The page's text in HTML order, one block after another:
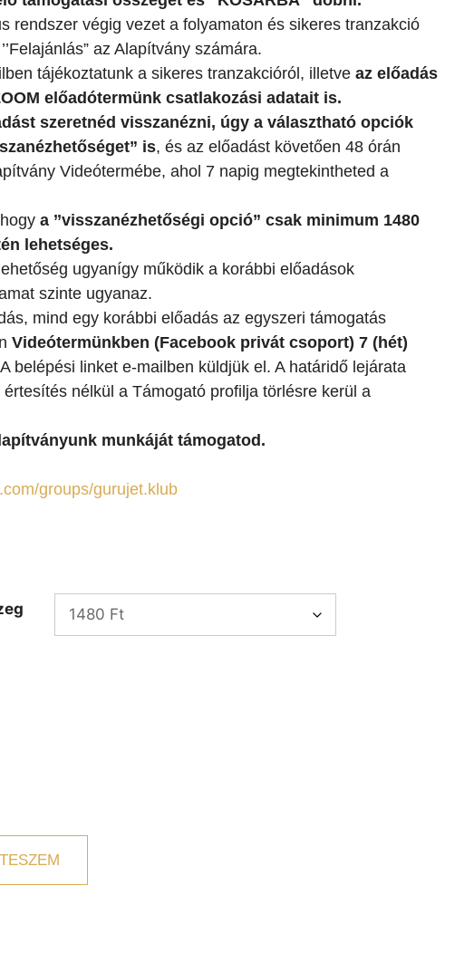
rendszer végig vezet a folyamaton és sikeres tranzakció
az Alapítvány számára.
tájékoztatunk a sikeres tranzakcióról, illetve az előadás
előadótermünk csatlakozási adatait is.
szeretnéd visszanézni, úgy a választható opciók
is, és az előadást követően 48 órán
Videótermébe, ahol 7 napig megtekintheted a
a ’’visszanézhetőségi opció” csak minimum 1480
lehetséges.
ugyanígy működik a korábbi előadások
szinte ugyanaz.
mind egy korábbi előadás az egyszeri támogatás
Videótermünkben (Facebook privát csoport) 7 (hét)
belépési linket e-mailben küldjük el. A határidő lejárata
nélkül a Támogató profilja törlésre kerül a
munkáját támogatod.
groups/gurujet.klub